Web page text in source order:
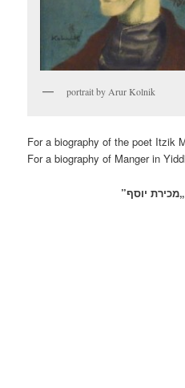
portrait by Arur Kolnik
For a biography of the poet Itzik
For a biography of Manger in
יוסף”